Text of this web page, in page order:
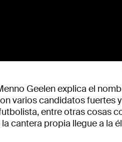
Geelen explica el
varios candidatos fuertes
entre otras cosas
cantera propia llegue a la